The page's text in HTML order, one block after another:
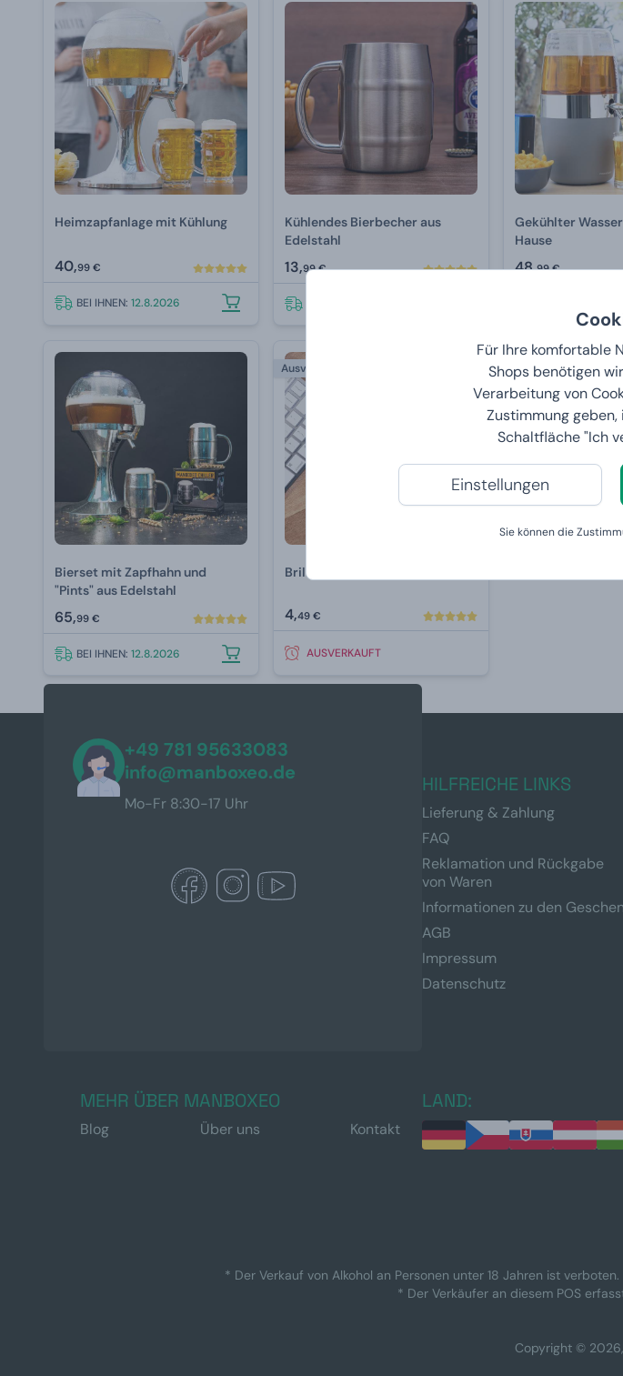
Für Ihre komfortable
Shops benötigen wir
Verarbeitung von
Zustimmung
Schaltfläche "Ich
Einstellungen
Sie können die
Heimzapfanlage mit Kühlung
40,99 €
BEI IHNEN: 12.8.2026
Kühlendes Bierbecher aus
Edelstahl
13,99 €
Gekühlter
Hause
48,99 €
Bierset mit Zapfhahn und
"Pints" aus Edelstahl
65,99 €
BEI IHNEN: 12.8.2026
Ausverkauft
Brillentuch – Bier
4,49 €
AUSVERKAUFT
+49 781 95633083
info@manboxeo.de
Mo-Fr 8:30-17 Uhr
HILFREICHE LINKS
Lieferung & Zahlung
FAQ
Reklamation und Rückgabe
von Waren
Informationen zu den
AGB
Impressum
Datenschutz
MEHR ÜBER MANBOXEO
Blog Über uns Kontakt
LAND:
* Der Verkauf von Alkohol an Personen unter 18 Jahren ist
* Der Verkäufer an diesem POS
Copyright ©